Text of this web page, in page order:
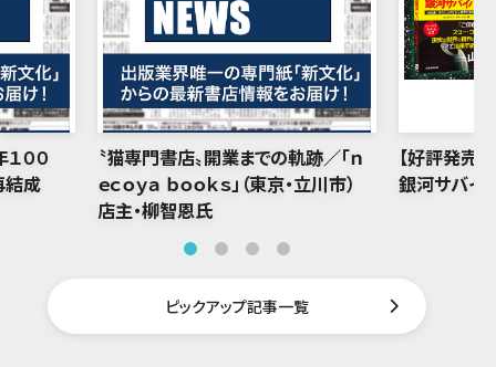
００
結成
〝猫専門書店〟開業までの軌跡／「ｎ
ｅｃｏｙａ ｂｏｏｋｓ」（東京・立川市）
店主・柳智恩氏
【好評発売中
銀河サバイ
ピックアップ記事一覧